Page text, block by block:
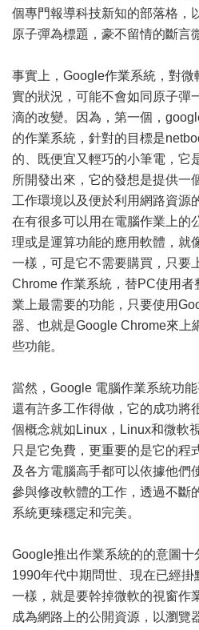
個專門報導科技新知的部落格 ，
原子彈為標題，豪不留情的斷言
事實上，Google作業系統，對
實的狀況，可能不會如同原子彈
滴的改變。因為，第一個，
的作業系統，針對的目標是
的、既便宜又輕巧的小筆電，它
所開發出來，它的發想是提供一
工作環境以及便於利用網路資源
在有很多可以用在電腦作業上的
理或是運算功能的應用軟體，就
一樣，可是它不需要購買，只要
Chrome 作業系統，替PC使用
業上最需要的功能，只要使用
器、也就是Google Chrome來上
些功能。
當然，Google 電腦作業系統功
還有許多工作得做，它的成功將
個概念就如Linux，Linux和微軟
只是它免費，更重要的是它的程
及各方電腦高手都可以依據他們
參與修改軟體的工作，透過不斷
系統更臻穩定和完美。
Google推出作業系統的的意圖十
1990年代中期問世、現在已經
一樣，就是要幹掉微軟的視窗作
成為網路上的公開資源，以瀏覽